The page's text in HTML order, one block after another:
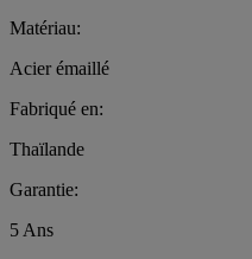
Matériau:
Acier émaillé
Fabriqué en:
Thaïlande
Garantie:
5 Ans